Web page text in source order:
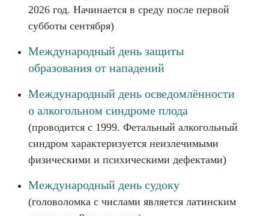
2026 год. Начинается в среду после первой
субботы сентября)
Международный день защиты
образования от нападений
Международный день осведомлённости
о алкогольном синдроме плода
(проводится с 1999. Фетальный алкогольный
синдром характеризуется неизлечимыми
физическими и психическими дефектами)
Международный день судоку
(головоломка с числами является латинским